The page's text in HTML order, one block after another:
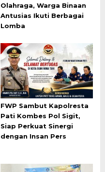
Olahraga, Warga Binaan
Antusias Ikuti Berbagai
Lomba
FWP Sambut Kapolresta
Pati Kombes Pol Sigit,
Siap Perkuat Sinergi
dengan Insan Pers